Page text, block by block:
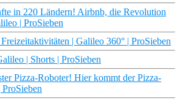
in 220 Ländern! Airbnb, die Revolution
| ProSieben
| Galileo 360° | ProSieben
| Shorts | ProSieben
Pizza-Roboter! Hier kommt der Pizza-